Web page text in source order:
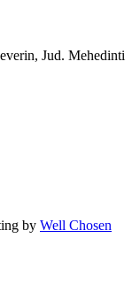
Jud. Mehedinti
by Well Chosen